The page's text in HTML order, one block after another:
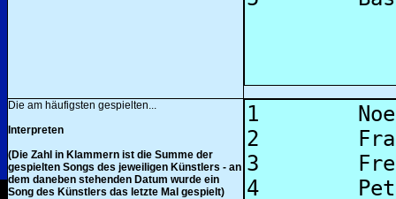
Die am häufigsten gespielten...
Interpreten
(Die Zahl in Klammern ist die Summe der
gespielten Songs des jeweiligen Künstlers - an
dem daneben stehenden Datum wurde ein
Song des Künstlers das letzte Mal gespielt)